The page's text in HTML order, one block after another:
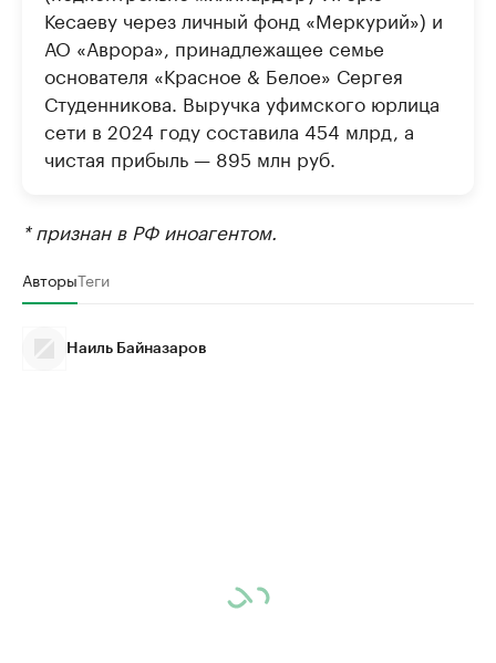
Кесаеву через личный фонд «Меркурий») и
АО «Аврора», принадлежащее семье
основателя «Красное & Белое» Сергея
Студенникова. Выручка уфимского юрлица
сети в 2024 году составила 454 млрд, а
чистая прибыль — 895 млн руб.
* признан в РФ иноагентом.
АвторыТеги
Наиль Байназаров